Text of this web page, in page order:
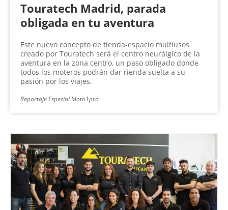
Touratech Madrid, parada
obligada en tu aventura
Este nuevo concepto de tienda-espacio multiusos
creado por Touratech será el centro neurálgico de la
aventura en la zona centro, un paso obligado donde
todos los moteros podrán dar rienda suelta a su
pasión por los viajes.
Reportaje Especial Moto1pro